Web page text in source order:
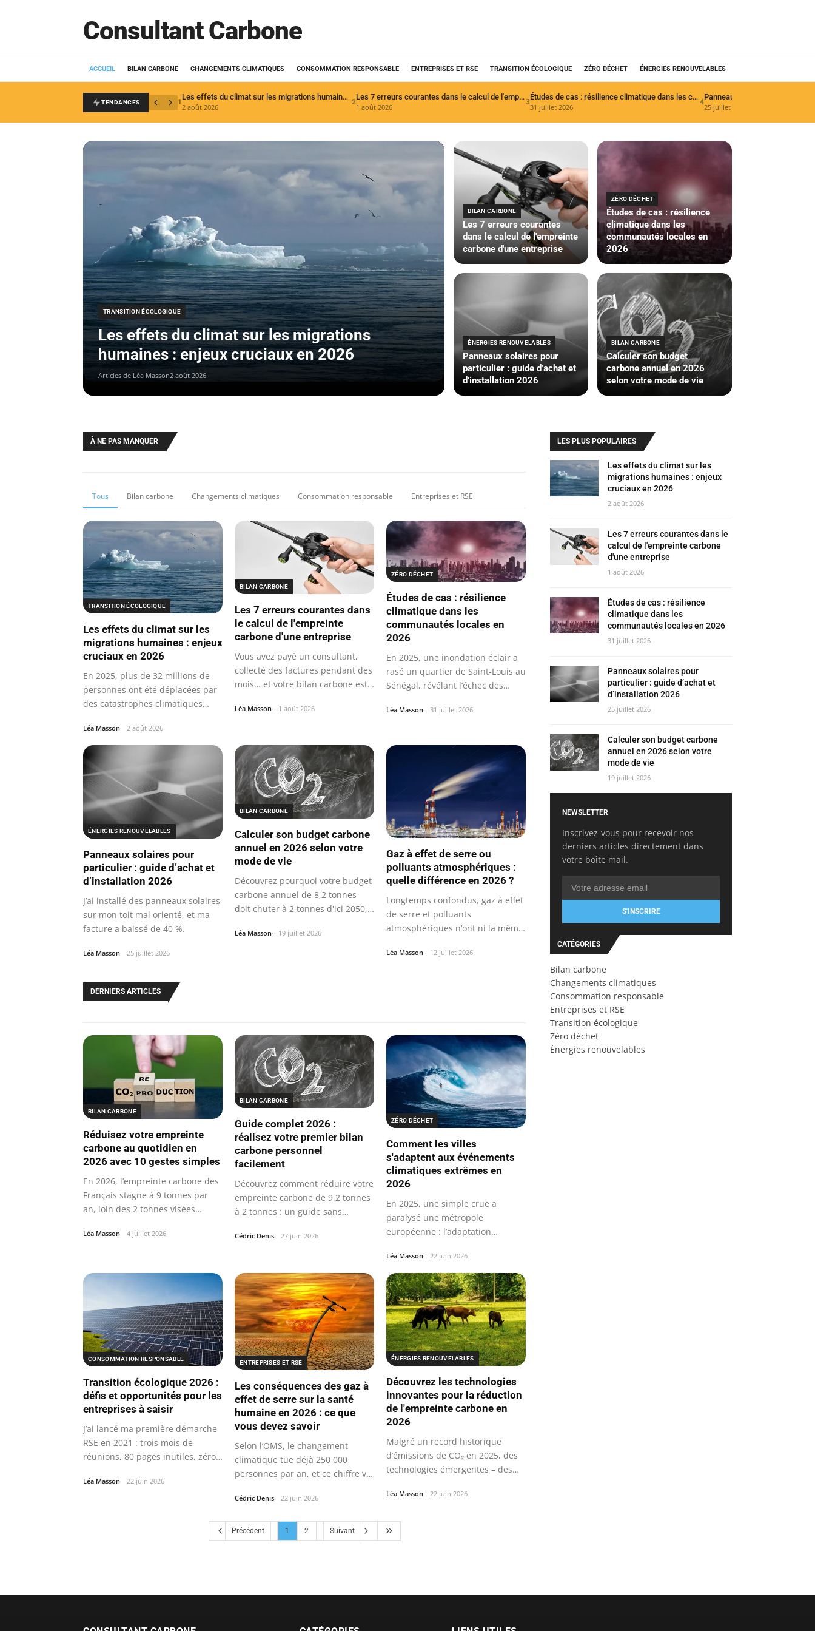
Consultant Carbone
ACCUEIL BILAN CARBONE CHANGEMENTS CLIMATIQUES CONSOMMATION RESPONSABLE ENTREPRISES ET RSE TRANSITION ÉCOLOGIQUE ZÉRO DÉCHET ÉNERGIES RENOUVELABLES
TENDANCES 1
Les effets du climat sur les migrations humaines : enjeux cruciaux en 2026
2 août 2026
2
Les 7 erreurs courantes dans le calcul de l'empreinte carbone d'une entreprise
1 août 2026
3
Études de cas : résilience climatique dans les communautés locales en 2026
31 juillet 2026
4
25 juillet 2026
TRANSITION ÉCOLOGIQUE
Les effets du climat sur les migrations
humaines : enjeux cruciaux en 2026
Articles de Léa Masson2 août 2026
BILAN CARBONE
Les 7 erreurs courantes
dans le calcul de l'empreinte
carbone d'une entreprise
ZÉRO DÉCHET
Études de cas : résilience
climatique dans les
communautés locales en
2026
ÉNERGIES RENOUVELABLES
Panneaux solaires pour
particulier : guide d’achat et
d’installation 2026
BILAN CARBONE
Calculer son budget
carbone annuel en 2026
selon votre mode de vie
À NE PAS MANQUER
Tous Bilan carbone Changements climatiques Consommation responsable Entreprises et RSE
TRANSITION ÉCOLOGIQUE
Les effets du climat sur les
migrations humaines : enjeux
cruciaux en 2026
En 2025, plus de 32 millions de
personnes ont été déplacées par
des catastrophes climatiques…
Léa Masson 2 août 2026
BILAN CARBONE
Les 7 erreurs courantes dans
le calcul de l'empreinte
carbone d'une entreprise
Vous avez payé un consultant,
collecté des factures pendant des
mois… et votre bilan carbone est…
Léa Masson 1 août 2026
ZÉRO DÉCHET
Études de cas : résilience
climatique dans les
communautés locales en
2026
En 2025, une inondation éclair a
rasé un quartier de Saint-Louis au
Sénégal, révélant l’échec des…
Léa Masson 31 juillet 2026
ÉNERGIES RENOUVELABLES
Panneaux solaires pour
particulier : guide d’achat et
d’installation 2026
J’ai installé des panneaux solaires
sur mon toit mal orienté, et ma
facture a baissé de 40 %.
Léa Masson 25 juillet 2026
BILAN CARBONE
Calculer son budget carbone
annuel en 2026 selon votre
mode de vie
Découvrez pourquoi votre budget
carbone annuel de 8,2 tonnes
doit chuter à 2 tonnes d'ici 2050,
Léa Masson 19 juillet 2026
Gaz à effet de serre ou
polluants atmosphériques :
quelle différence en 2026 ?
Longtemps confondus, gaz à effet
de serre et polluants
atmosphériques n’ont ni la même
Léa Masson 12 juillet 2026
DERNIERS ARTICLES
BILAN CARBONE
Réduisez votre empreinte
carbone au quotidien en
2026 avec 10 gestes simples
En 2026, l’empreinte carbone des
Français stagne à 9 tonnes par
an, loin des 2 tonnes visées
Léa Masson 4 juillet 2026
BILAN CARBONE
Guide complet 2026 :
réalisez votre premier bilan
carbone personnel
facilement
Découvrez comment réduire votre
empreinte carbone de 9,2 tonnes
à 2 tonnes : un guide sans
Cédric Denis 27 juin 2026
ZÉRO DÉCHET
Comment les villes
s'adaptent aux événements
climatiques extrêmes en
2026
En 2025, une simple crue a
paralysé une métropole
européenne : l’adaptation
Léa Masson 22 juin 2026
CONSOMMATION RESPONSABLE
Transition écologique 2026 :
défis et opportunités pour les
entreprises à saisir
J’ai lancé ma première démarche
RSE en 2021 : trois mois de
réunions, 80 pages inutiles, zéro…
Léa Masson 22 juin 2026
ENTREPRISES ET RSE
Les conséquences des gaz à
effet de serre sur la santé
humaine en 2026 : ce que
vous devez savoir
Selon l’OMS, le changement
climatique tue déjà 250 000
personnes par an, et ce chiffre va
Cédric Denis 22 juin 2026
ÉNERGIES RENOUVELABLES
Découvrez les technologies
innovantes pour la réduction
de l'empreinte carbone en
2026
Malgré un record historique
d’émissions de CO₂ en 2025, des
technologies émergentes – des…
Léa Masson 22 juin 2026
Précédent 1 2 Suivant
LES PLUS POPULAIRES
Les effets du climat sur les
migrations humaines : enjeux
cruciaux en 2026
2 août 2026
Les 7 erreurs courantes dans le
calcul de l'empreinte carbone
d'une entreprise
1 août 2026
Études de cas : résilience
climatique dans les
communautés locales en 2026
31 juillet 2026
Panneaux solaires pour
particulier : guide d’achat et
d’installation 2026
25 juillet 2026
Calculer son budget carbone
annuel en 2026 selon votre
mode de vie
19 juillet 2026
NEWSLETTER
Inscrivez-vous pour recevoir nos
derniers articles directement dans
votre boîte mail.
S'INSCRIRE
CATÉGORIES
Bilan carbone
Changements climatiques
Consommation responsable
Entreprises et RSE
Transition écologique
Zéro déchet
Énergies renouvelables